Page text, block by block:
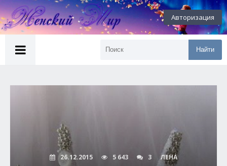
Авторизация
Найти
26.12.2015 5 643 3 ЛЕНА